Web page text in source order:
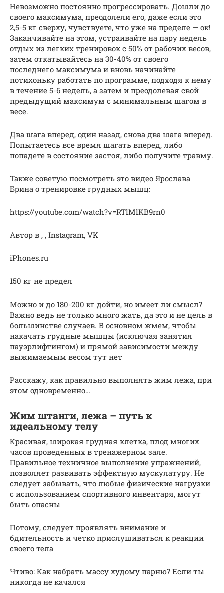
Невозможно постоянно прогрессировать. Дошли до
своего максимума, преодолели его, даже если это
2,5-5 кг сверху, чувствуете, что уже на пределе — ок!
Заканчивайте на этом, устраивайте на пару недель
отдых из легких тренировок с 50% от рабочих весов,
затем откатывайтесь на 30-40% от своего
последнего максимума и вновь начинайте
потихоньку работать по программе, подходя к нему
в течение 5-6 недель, а затем и преодолевая свой
предыдущий максимум с минимальным шагом в
весе.
Два шага вперед, один назад, снова два шага вперед.
Попытаетесь все время шагать вперед, либо
попадете в состояние застоя, либо получите травму.
Также советую посмотреть это видео Ярослава
Брина о тренировке грудных мышц:
https://youtube.com/watch?v=RTlMlKB9rn0
Автор в , , Instagram, VK
iPhones.ru
150 кг не предел
Можно и до 180-200 кг дойти, но имеет ли смысл?
Важно ведь не только много жать, да это и не цель в
большинстве случаев. В основном жмем, чтобы
накачать грудные мышцы (исключая занятия
пауэрлифтингом) и прямой зависимости между
выжимаемым весом тут нет
Расскажу, как правильно выполнять жим лежа, при
этом одновременно…
Жим штанги, лежа – путь к
идеальному телу
Красивая, широкая грудная клетка, плод многих
часов проведенных в тренажерном зале.
Правильное техничное выполнение упражнений,
позволяет развивать эффектную мускулатуру. Не
следует забывать, что любые физические нагрузки
с использованием спортивного инвентаря, могут
быть опасны
Потому, следует проявлять внимание и
бдительность и четко прислушиваться к реакции
своего тела
Чтиво: Как набрать массу худому парню? Если ты
никогда не качался